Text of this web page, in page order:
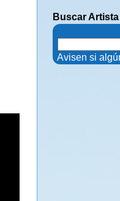
Buscar
. Avisen si